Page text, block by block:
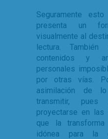
Seguramente
presenta un
visualmente al
lectura. También
contenidos y
personales
por otras vías.
asimilación de
transmitir,
proyectarse en las
que la transforma
idónea para la